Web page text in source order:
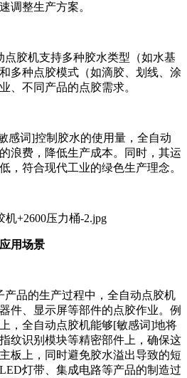
调整生产方案。
点胶机支持多种胶水类型（如水基
多种点胶模式（如滴胶、划线、涂
、不同产品的点胶需求。
感词]控制胶水的使用量，全自动
浪费，降低生产成本。同时，其运
，符合现代工业的绿色生产理念。
用场景
产品的生产过程中，全自动点胶机
件、显示屏等部件的点胶作业。例
，全自动点胶机能够[敏感词]地将
纹识别模块等精密部件上，确保这
板上，同时避免胶水溢出导致的短
灯带、集成电路等产品的制造过